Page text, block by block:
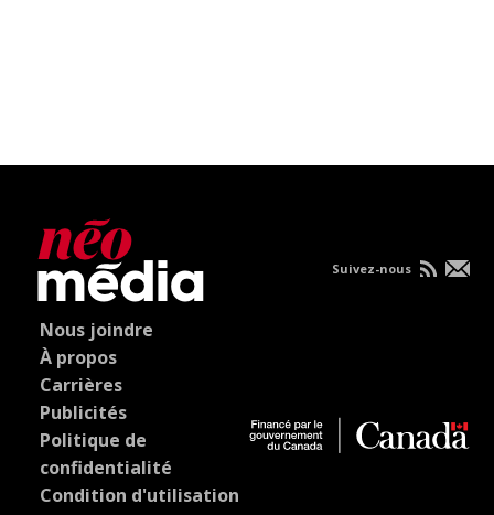
Nous joindre
À propos
Carrières
Publicités
Politique de
confidentialité
Condition d'utilisation
Suivez-nous